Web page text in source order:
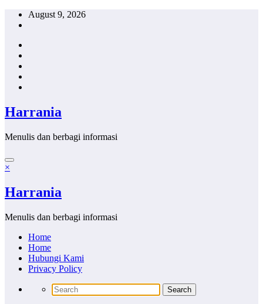
Skip
August 9, 2026
Harrania
Menulis dan berbagi informasi
×
Harrania
Menulis dan berbagi informasi
Home
Home
Hubungi Kami
Privacy Policy